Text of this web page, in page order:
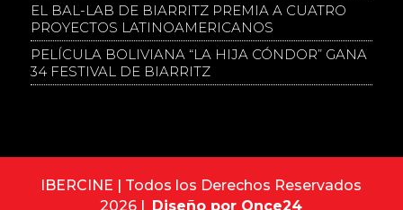
EL BAL-LAB DE BIARRITZ PREMIA A CUATRO
PROYECTOS LATINOAMERICANOS
PELÍCULA BOLIVIANA “LA HIJA CÓNDOR” GANA
34 FESTIVAL DE BIARRITZ
IBERCINE | Todos los Derechos Reservados
2026 | Diseño por Once24